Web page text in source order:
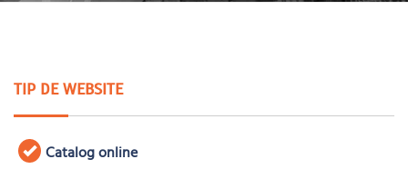
TIP DE WEBSITE
Catalog online